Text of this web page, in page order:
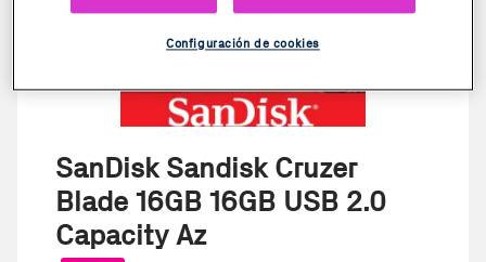
SanDisk Sandisk Cruzer
Blade 16GB 16GB USB 2.0
Capacity Az
Configuración de cookies